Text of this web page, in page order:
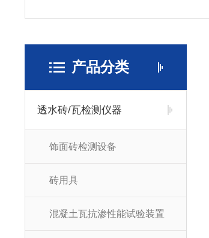
产品分类
透水砖/瓦检测仪器
饰面砖检测设备
砖用具
混凝土瓦抗渗性能试验装置